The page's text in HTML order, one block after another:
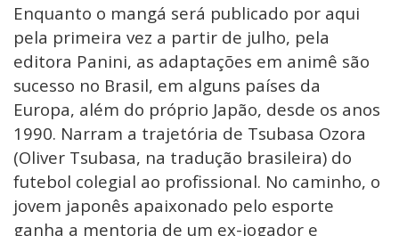
Enquanto o mangá será publicado por aqui
pela primeira vez a partir de julho, pela
editora Panini, as adaptações em animê são
sucesso no Brasil, em alguns países da
Europa, além do próprio Japão, desde os anos
1990. Narram a trajetória de Tsubasa Ozora
(Oliver Tsubasa, na tradução brasileira) do
futebol colegial ao profissional. No caminho, o
jovem japonês apaixonado pelo esporte
ganha a mentoria de um ex-jogador e